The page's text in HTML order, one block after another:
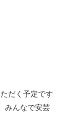
だく予定です
みんなで安芸